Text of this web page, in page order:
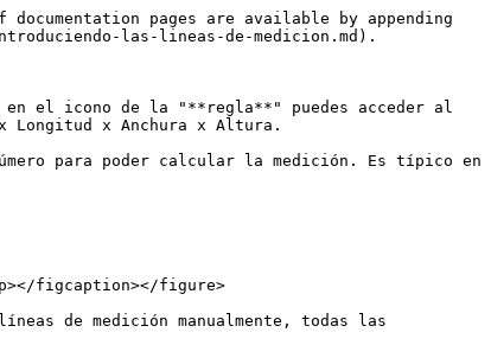
pages are available by appending
las-lineas-de-medicion.md).
el icono de la "**regla**" puedes acceder al
Longitud x Anchura x Altura.
para poder calcular la medición. Es típico en
p></figcaption></figure>
de medición manualmente, todas las